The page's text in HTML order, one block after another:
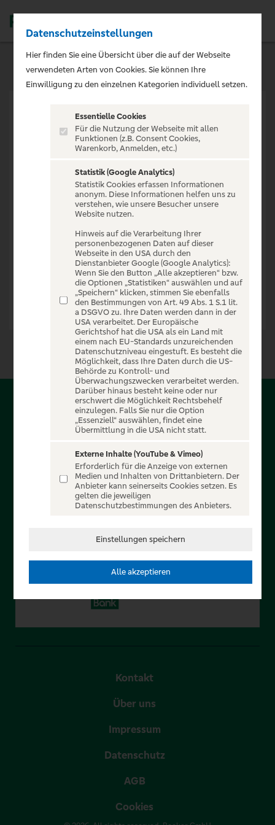
VERANSTALTUNG NICHT
GEFUNDEN
Zur Startseite
Über PSD-Entertain
Service für alle Kunden der PSD Banken. Auf unserem
einzigartigen Portal finden Sie Tickets für atemberaubende
Konzerte, Musicals und Shows, die Fußball-Bundesliga sowie
die Champions League und die Europa League.
In Zusammenarbeit mit
Kontakt
Über uns
Impressum
Datenschutz
AGB
Cookies
Datenschutzeinstellungen
Hier finden Sie eine Übersicht über die auf der Webseite
verwendeten Arten von Cookies. Sie können Ihre
Einwilligung zu den einzelnen Kategorien individuell setzen.
Essentielle Cookies
Für die Nutzung der Webseite mit allen
Funktionen (z.B. Consent Cookies,
Warenkorb, Anmelden, etc.)
Statistik (Google Analytics)
Statistik Cookies erfassen Informationen
anonym. Diese Informationen helfen uns zu
verstehen, wie unsere Besucher unsere
Website nutzen.
Hinweis auf die Verarbeitung Ihrer
personenbezogenen Daten auf dieser
Webseite in den USA durch den
Dienstanbieter Google (Google Analytics):
Wenn Sie den Button „Alle akzeptieren“ bzw.
die Optionen „Statistiken“ auswählen und auf
„Speichern“ klicken, stimmen Sie ebenfalls
den Bestimmungen von Art. 49 Abs. 1 S.1 lit.
a DSGVO zu. Ihre Daten werden dann in der
USA verarbeitet. Der Europäische
Gerichtshof hat die USA als ein Land mit
einem nach EU-Standards unzureichenden
Datenschutzniveau eingestuft. Es besteht die
Möglichkeit, dass Ihre Daten durch die US-
Behörde zu Kontroll- und
Überwachungszwecken verarbeitet werden.
Darüber hinaus besteht keine oder nur
erschwert die Möglichkeit Rechtsbehelf
einzulegen. Falls Sie nur die Option
„Essenziell“ auswählen, findet eine
Übermittlung in die USA nicht statt.
Externe Inhalte (YouTube & Vimeo)
Erforderlich für die Anzeige von externen
Medien und Inhalten von Drittanbietern. Der
Anbieter kann seinerseits Cookies setzen. Es
gelten die jeweiligen
Datenschutzbestimmungen des Anbieters.
Einstellungen speichern
Alle akzeptieren